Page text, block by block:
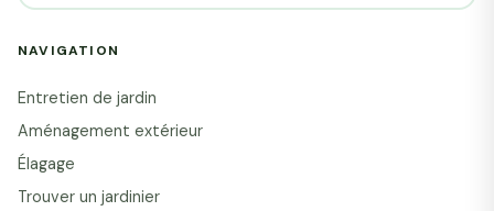
NAVIGATION
Entretien de jardin
Aménagement extérieur
Élagage
Trouver un jardinier